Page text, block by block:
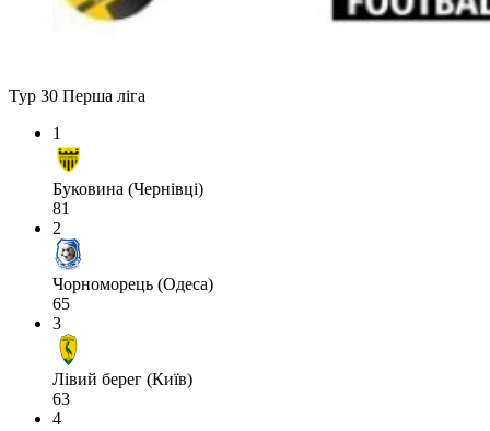
Тур 30 Перша ліга
1
Буковина (Чернівці)
81
2
Чорноморець (Одеса)
65
3
Лівий берег (Київ)
63
4